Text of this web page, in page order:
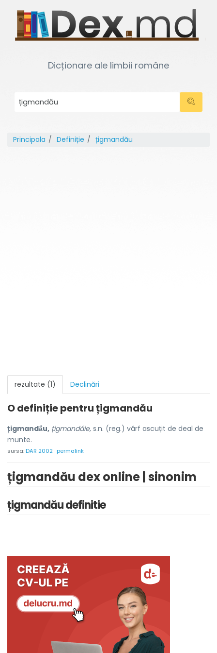
Dicționare ale limbii române
Principala Definiție țigmandău
rezultate (1) Declinări
O definiție pentruțigmandău
țigmandắu, țigmandáie, s.n. (reg.) vârf ascuțit de deal de
munte.
sursa:DAR 2002 permalink
țigmandău dex online | sinonim
țigmandău definitie